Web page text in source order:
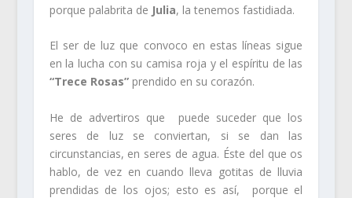
porque palabrita de Julia, la tenemos fastidiada.
El ser de luz que convoco en estas líneas sigue
en la lucha con su camisa roja y el espíritu de las
“Trece Rosas”prendido en su corazón.
He de advertiros que puede suceder que los
seres de luz se conviertan, si se dan las
circunstancias, en seres de agua. Éste del que os
hablo, de vez en cuando lleva gotitas de lluvia
prendidas de los ojos; esto es así, porque el